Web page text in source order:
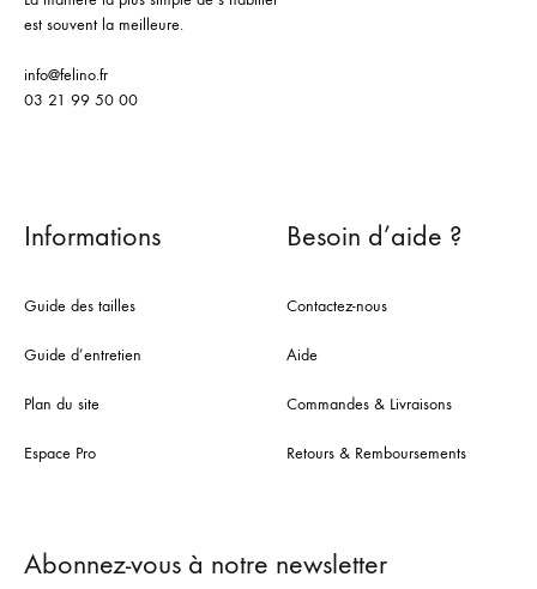
est souvent la meilleure.
info@felino.fr
03 21 99 50 00
Informations
Guide des tailles
Guide d’entretien
Plan du site
Espace Pro
Besoin d’aide ?
Contactez-nous
Aide
Commandes & Livraisons
Retours & Remboursements
Abonnez-vous à notre newsletter